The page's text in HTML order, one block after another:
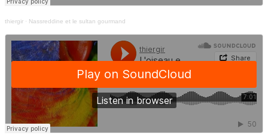
thiergir · Nassreddine et le sultan gourmand